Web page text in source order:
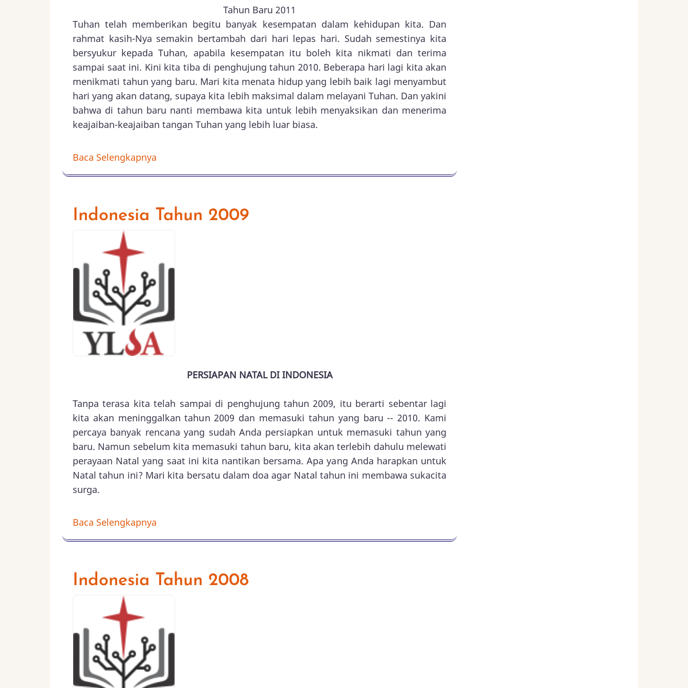
Tahun Baru 2011
Tuhan telah memberikan begitu banyak kesempatan dalam kehidupan kita. Dan
rahmat kasih-Nya semakin bertambah dari hari lepas hari. Sudah semestinya kita
bersyukur kepada Tuhan, apabila kesempatan itu boleh kita nikmati dan terima
sampai saat ini. Kini kita tiba di penghujung tahun 2010. Beberapa hari lagi kita akan
menikmati tahun yang baru. Mari kita menata hidup yang lebih baik lagi menyambut
hari yang akan datang, supaya kita lebih maksimal dalam melayani Tuhan. Dan yakini
bahwa di tahun baru nanti membawa kita untuk lebih menyaksikan dan menerima
keajaiban-keajaiban tangan Tuhan yang lebih luar biasa.
Baca Selengkapnya
Indonesia Tahun 2009
PERSIAPAN NATAL DI INDONESIA
Tanpa terasa kita telah sampai di penghujung tahun 2009, itu berarti sebentar lagi
kita akan meninggalkan tahun 2009 dan memasuki tahun yang baru -- 2010. Kami
percaya banyak rencana yang sudah Anda persiapkan untuk memasuki tahun yang
baru. Namun sebelum kita memasuki tahun baru, kita akan terlebih dahulu melewati
perayaan Natal yang saat ini kita nantikan bersama. Apa yang Anda harapkan untuk
Natal tahun ini? Mari kita bersatu dalam doa agar Natal tahun ini membawa sukacita
surga.
Baca Selengkapnya
Indonesia Tahun 2008